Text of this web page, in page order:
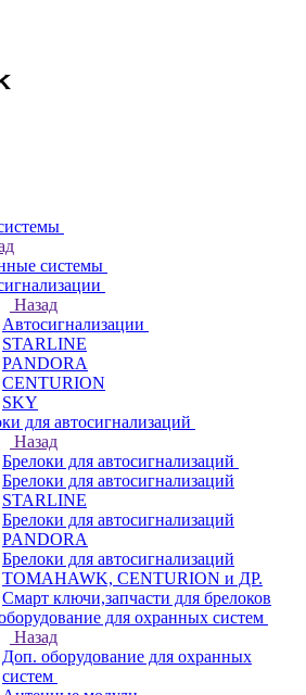
системы
Назад
Автосигнализации
STARLINE
PANDORA
CENTURION
SKY
для автосигнализаций
Назад
Брелоки для автосигнализаций
Брелоки для автосигнализаций
STARLINE
Брелоки для автосигнализаций
PANDORA
Брелоки для автосигнализаций
TOMAHAWK, CENTURION и ДР.
Смарт ключи,запчасти для брелоков
для охранных систем
Назад
Доп. оборудование для охранных
систем